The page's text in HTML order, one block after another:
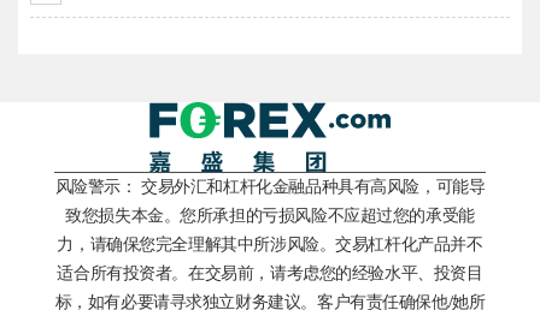
风险警示： 交易外汇和杠杆化金融品种具有高风险，可能导
致您损失本金。您所承担的亏损风险不应超过您的承受能
力，请确保您完全理解其中所涉风险。交易杠杆化产品并不
适合所有投资者。在交易前，请考虑您的经验水平、投资目
标，如有必要请寻求独立财务建议。客户有责任确保他/她所